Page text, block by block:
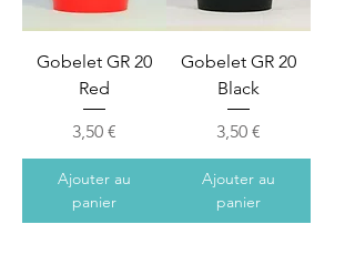
Gobelet GR 20
Red
Prix
3,50 €
Ajouter au
panier
Gobelet GR 20
Black
Prix
3,50 €
Ajouter au
panier